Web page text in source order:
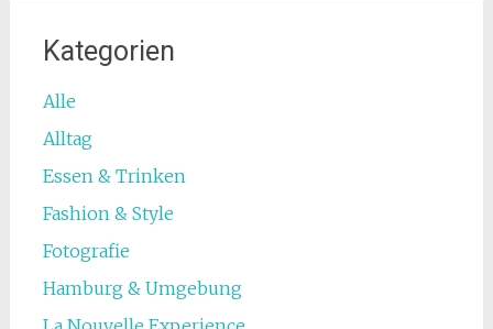
Kategorien
Alle
Alltag
Essen & Trinken
Fashion & Style
Fotografie
Hamburg & Umgebung